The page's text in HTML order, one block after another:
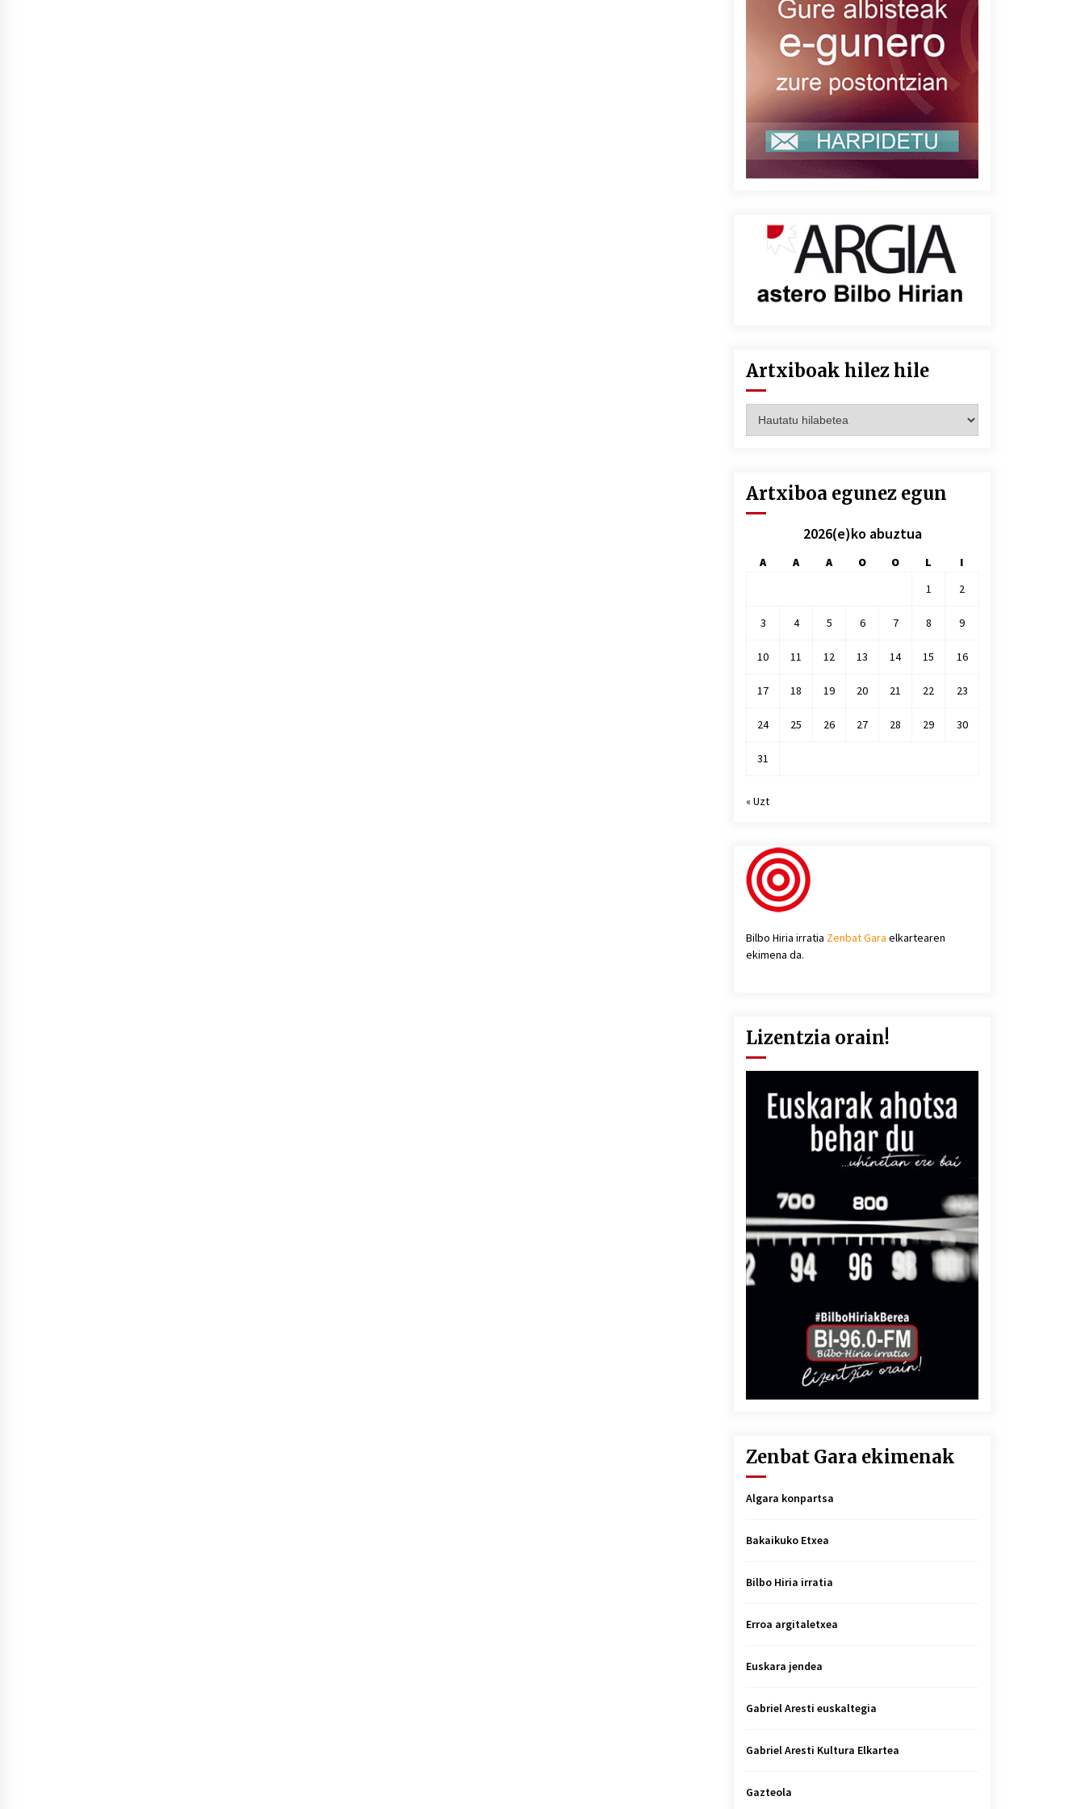
Artxiboak hilez hile
hilez
Artxiboa egunez egun
2026(e)ko abuztua
A A A O O L
I
1
2
3 4 5 6 7 8 9
10 11 12 13 14 15 16
17 18 19 20 21 22 23
24 25 26 27 28 29 30
31
« Uzt
Bilbo Hiria irratia Zenbat Gara elkartearen
ekimena da.
Lizentzia orain!
Zenbat Gara ekimenak
Algara konpartsa
Bakaikuko Etxea
Bilbo Hiria irratia
Erroa argitaletxea
Euskara jendea
Gabriel Aresti euskaltegia
Gabriel Aresti Kultura Elkartea
Gazteola